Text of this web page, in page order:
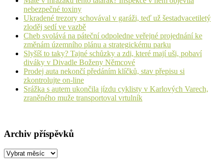
nebezpečné toxiny
Ukradené trezory schovával v garáži, teď už šestadvacetiletý
zloděj sedí ve vazbě
Cheb svolává na páteční odpoledne veřejné projednání ke
změnám územního plánu a strategickému parku
Slyšíš to taky? Tajné schůzky a zdi, které mají uši, pobaví
diváky v Divadle Boženy Němcové
Prodej auta nekončí předáním klíčků, stav přepisu si
zkontrolujte on-line
Srážka s autem ukončila jízdu cyklisty v Karlových Varech,
zraněného muže transportoval vrtulník
Archiv příspěvků
Archiv